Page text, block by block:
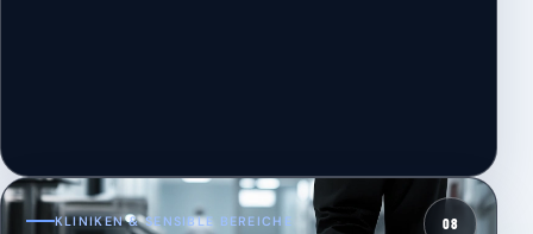
08
KLINIKEN & SENSIBLE BEREICHE